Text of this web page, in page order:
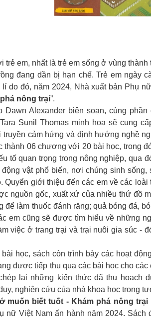
trẻ em, nhất là trẻ em sống ở vùng
đang dần bị hạn chế. Trẻ em ngày
do đó, năm 2024, Nhà xuất bản Phụ
nông trại”.
Alexander biên soạn, cùng
Sunil Thomas minh hoạ sẽ cung
truyền cảm hứng và định hướng nghề
thành 06 chương với 20 bài học, trong
tố quan trọng trong nông nghiệp, qua
vật phổ biến, nơi chúng sinh
Quyển giới thiệu đến các em về các
nguồn gốc, xuất xứ của nhiều thứ đồ
để làm thuốc đánh răng; quả bóng đá,
em cũng sẽ được tìm hiểu về những
việc ở trang trại và trại nuôi gia súc -
học, sách còn trình bày các hoạt
được tiếp thu qua các bài học cho
lại những kiến thức đã thu hoạch
nghiên cứu của nhà khoa học trong
muốn biết tuốt - Khám phá nông
nữ Việt Nam ấn hành năm 2024.